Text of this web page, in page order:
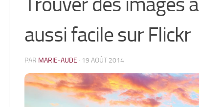
aussi facile sur Flickr
PAR MARIE-AUDE · 19 AOÛT 2014